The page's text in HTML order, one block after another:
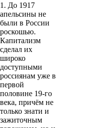
1. До 1917
апельсины не
были в России
роскошью.
Капитализм
сделал их
широко
доступными
россиянам уже в
первой
половине 19-го
века, причём не
только знати и
зажиточным